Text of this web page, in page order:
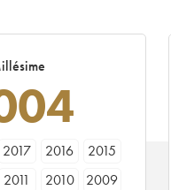
2017 2016
2015
2011 2010
2009